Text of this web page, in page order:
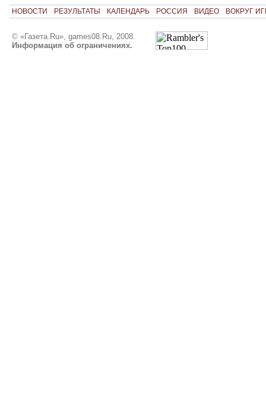
НОВОСТИ РЕЗУЛЬТАТЫ КАЛЕНДАРЬ РОССИЯ ВИДЕО ВОКРУГ
© «Газета.Ru», games08.Ru, 2008.
Информация об ограничениях.